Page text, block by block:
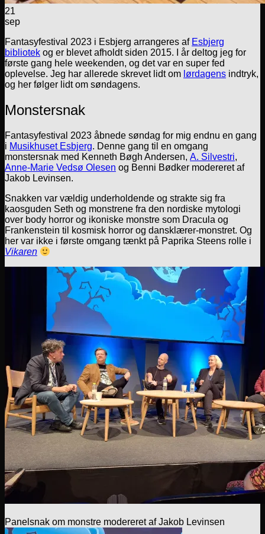
21
sep
Fantasyfestival 2023 i Esbjerg arrangeres af Esbjerg
bibliotek og er blevet afholdt siden 2015. I år deltog jeg for
første gang hele weekenden, og det var en super fed
oplevelse. Jeg har allerede skrevet lidt om lørdagens indtryk,
og her følger lidt om søndagens.
Monstersnak
Fantasyfestival 2023 åbnede søndag for mig endnu en gang
i Musikhuset Esbjerg. Denne gang til en omgang
monstersnak med Kenneth Bøgh Andersen, A. Silvestri,
Anne-Marie Vedsø Olesen og Benni Bødker modereret af
Jakob Levinsen.
Snakken var vældig underholdende og strakte sig fra
kaosguden Seth og monstrene fra den nordiske mytologi
over body horror og ikoniske monstre som Dracula og
Frankenstein til kosmisk horror og dansklærer-monstret. Og
her var ikke i første omgang tænkt på Paprika Steens rolle i
Vikaren
Panelsnak om monstre modereret af Jakob Levinsen